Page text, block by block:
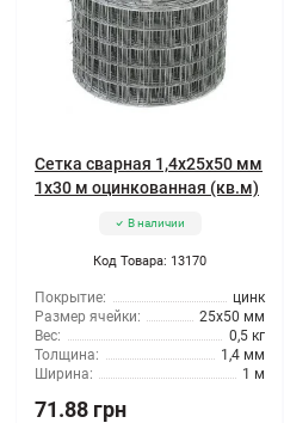
Сетка сварная 1,4x25x50 мм
1x30 м оцинкованная (кв.м)
В наличии
Код Товара: 13170
Покрытие:
цинк
Размер ячейки:
25x50 мм
Вес:
0,5 кг
Толщина:
1,4 мм
Ширина:
1 м
71.88 грн